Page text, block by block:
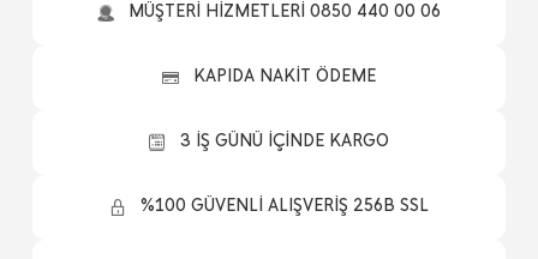
MÜŞTERİ HİZMETLERİ 0850 440 00 06
KAPIDA NAKİT ÖDEME
3 İŞ GÜNÜ İÇİNDE KARGO
%100 GÜVENLİ ALIŞVERİŞ 256B SSL